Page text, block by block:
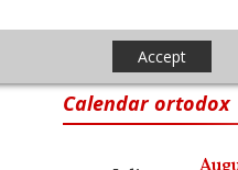
Accept
Calendar ortodox